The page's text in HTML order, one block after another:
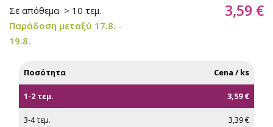
Σε απόθεμα > 10 τεμ.
Παράδοση μεταξύ 17.8. -
19.8.
3,59 €
Ποσότητα Cena / ks
1-2 τεμ. 3,59 €
3-4 τεμ. 3,39 €